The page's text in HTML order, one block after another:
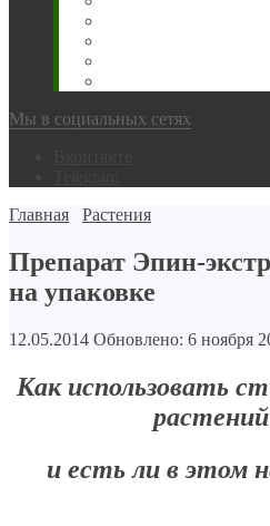
Мы в социальных сетях
Главная
Растения
Препарат Эпин-
на упаковке
12.05.2014 Обновлено: 6 ноября
Как использовать
и есть ли в этом